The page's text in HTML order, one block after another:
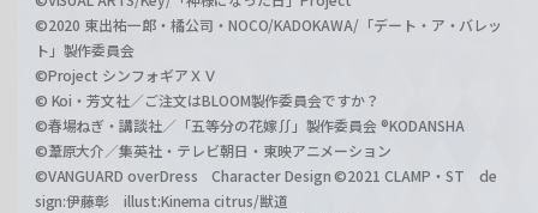
©2020 東出祐一郎・橘公司・NOCO/KADOKAWA/「デート・ア・バレッ
ト」製作委員会
©Project シンフォギアＸＶ
© Koi・芳文社／ご注文はBLOOM製作委員会ですか？
©春場ねぎ・講談社／「五等分の花嫁∬」製作委員会 ®KODANSHA
©葦原大介／集英社・テレビ朝日・東映アニメーション
©VANGUARD overDress Character Design ©2021 CLAMP・ST de
sign:伊藤彰 illust:Kinema citrus/獣道